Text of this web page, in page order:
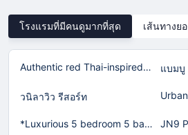
โรงแรมที่มีคนดูมากที่สุด เส้นทางย
Authentic red Thai-inspired home in Laguna! แบมบู
วนิลาวิว รีสอร์ท
*Luxurious 5 bedroom 5 bathroom Gym Views v138 JN9